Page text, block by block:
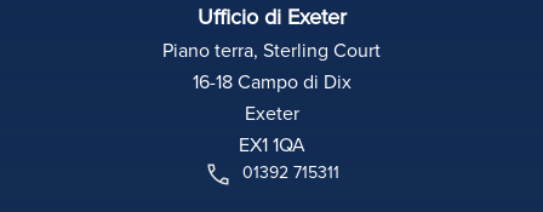
Ufficio di Exeter
Piano terra, Sterling Court
16-18 Campo di Dix
Exeter
EX1 1QA
01392 715311